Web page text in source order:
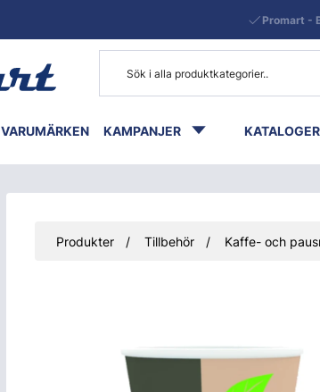
VARUMÄRKEN KAMPANJER KATALOGER
Promart -
Produkter Tillbehör Kaffe- och